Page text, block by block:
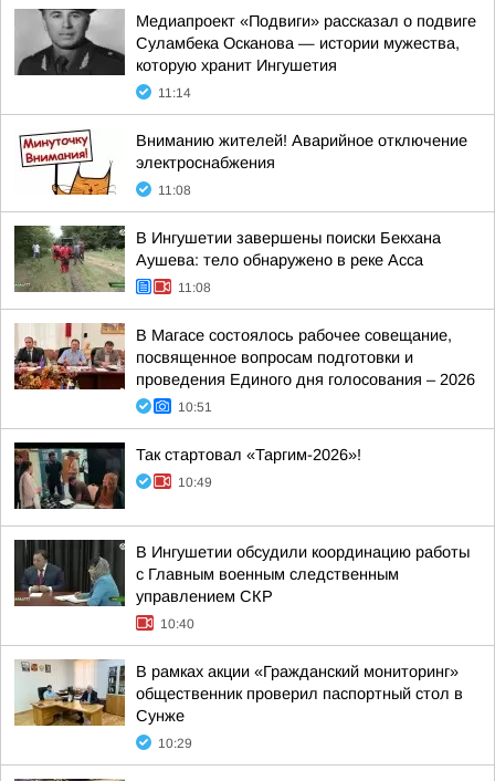
Медиапроект «Подвиги» рассказал о подвиге
Суламбека Осканова — истории мужества,
которую хранит Ингушетия
11:14
Вниманию жителей! Аварийное отключение
электроснабжения
11:08
В Ингушетии завершены поиски Бекхана
Аушева: тело обнаружено в реке Асса
11:08
В Магасе состоялось рабочее совещание,
посвященное вопросам подготовки и
проведения Единого дня голосования – 2026
10:51
Так стартовал «Таргим-2026»!
10:49
В Ингушетии обсудили координацию работы
с Главным военным следственным
управлением СКР
10:40
В рамках акции «Гражданский мониторинг»
общественник проверил паспортный стол в
Сунже
10:29